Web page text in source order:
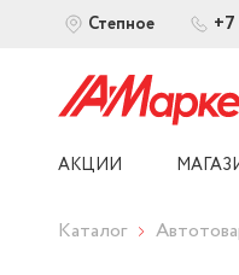
Степное
АКЦИИ
Каталог